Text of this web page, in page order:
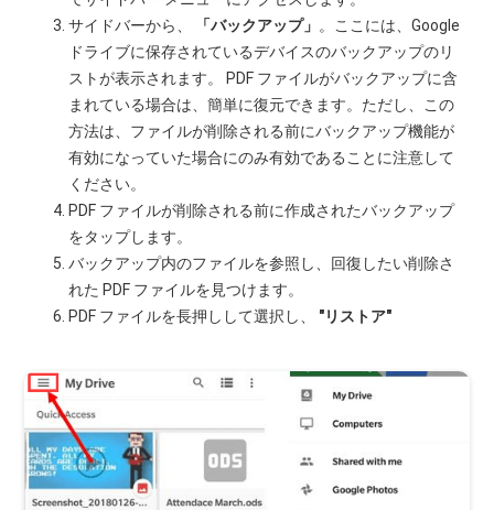
サイドバーから、
「バックアップ」 。ここには、Google
ドライブに保存されているデバイスのバックアップのリ
ストが表示されます。 PDF ファイルがバックアップに含
まれている場合は、簡単に復元できます。ただし、この
方法は、ファイルが削除される前にバックアップ機能が
有効になっていた場合にのみ有効であることに注意して
ください。
PDF ファイルが削除される前に作成されたバックアップ
をタップします。
バックアップ内のファイルを参照し、回復したい削除さ
れた PDF ファイルを見つけます。
PDF ファイルを長押しして選択し、
"リストア"